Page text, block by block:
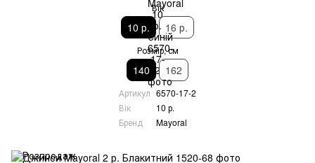
Вік
10 р. 16 р.
Розмір, см
140 162
Артикул 6570-17-2
Вік
10 р.
Бренд
Mayoral